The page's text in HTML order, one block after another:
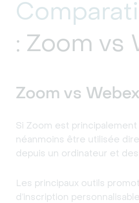
: Zoom vs
Zoom vs
Si Zoom est
néanmoins être utilisée
depuis un ordinateur et
Les principaux outils
d’inscription